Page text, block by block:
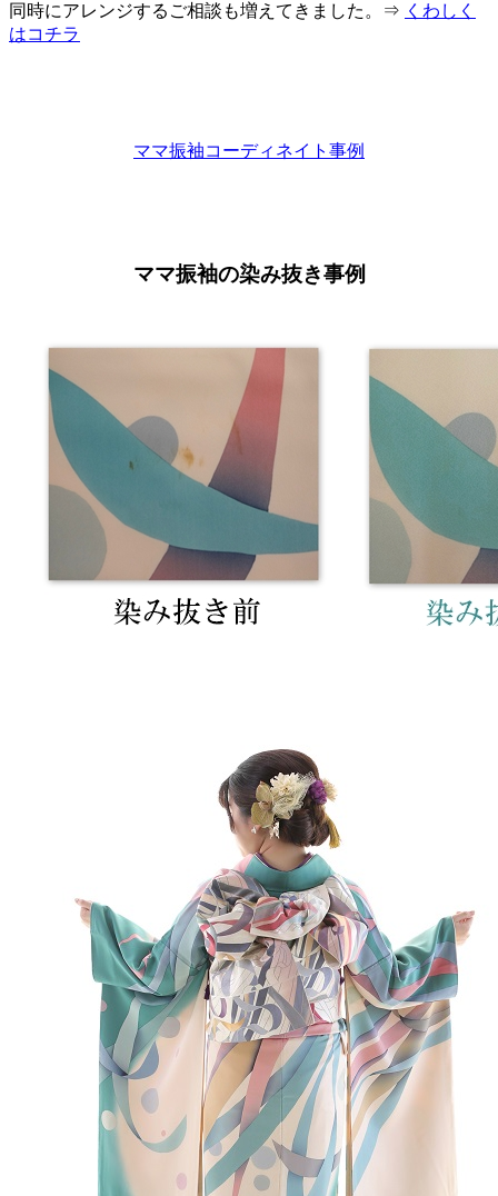
同時にアレンジするご相談も増えてきました。⇒ くわしく
はコチラ
ママ振袖コーディネイト事例
ママ振袖の染み抜き事例